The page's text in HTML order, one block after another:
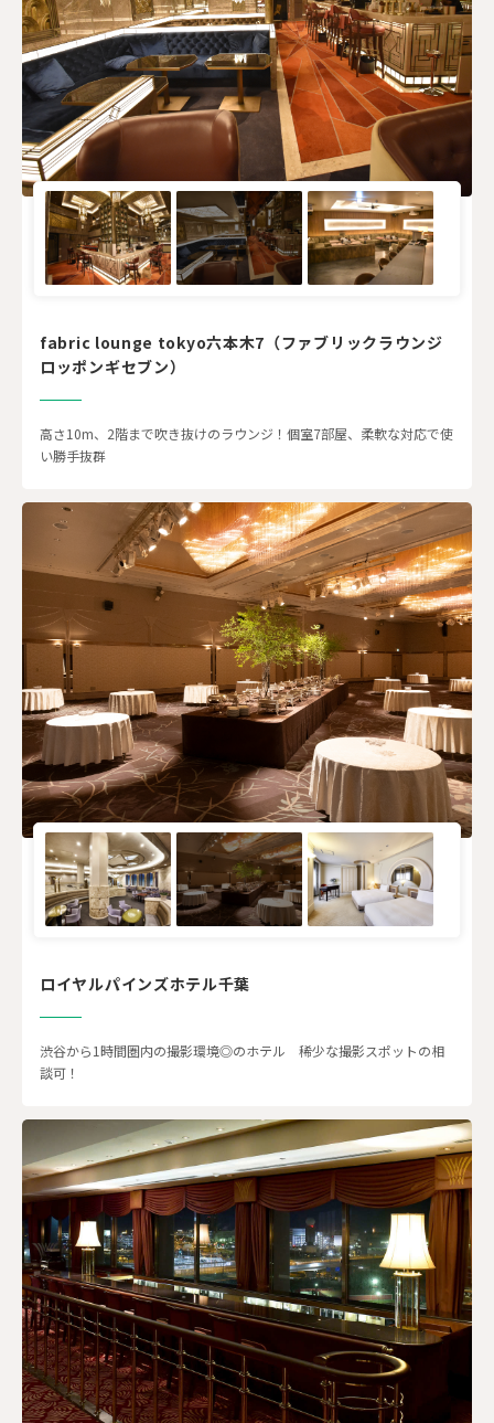
fabric lounge tokyo六本木7（ファブリックラウンジ
ロッポンギセブン）
高さ10m、2階まで吹き抜けのラウンジ！個室7部屋、柔軟な対応で使
い勝手抜群
ロイヤルパインズホテル千葉
渋谷から1時間圏内の撮影環境◎のホテル 稀少な撮影スポットの相
談可！